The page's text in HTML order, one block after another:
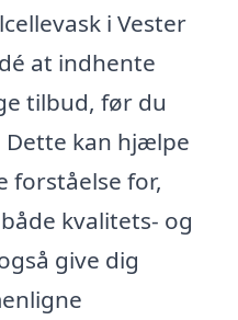
i Vester
at indhente
tilbud, før du
kan hjælpe
forståelse for,
kvalitets- og
give dig